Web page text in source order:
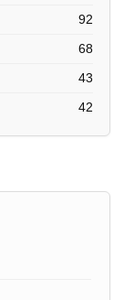
92
68
43
42